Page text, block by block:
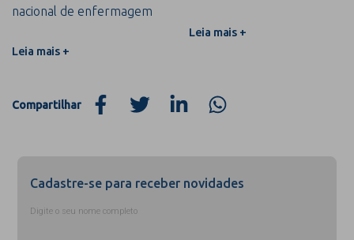
nacional de enfermagem
Leia mais +
Leia mais +
Compartilhar
Cadastre-se para receber novidades
Digite o seu nome completo